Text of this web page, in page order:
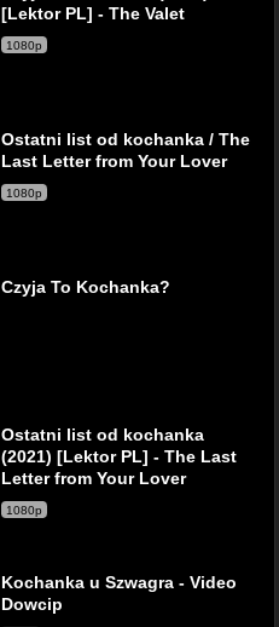
[Lektor PL] - The Valet
1080p
Ostatni list od kochanka / The
Last Letter from Your Lover
1080p
Czyja To Kochanka?
Ostatni list od kochanka
(2021) [Lektor PL] - The Last
Letter from Your Lover
1080p
Kochanka u Szwagra - Video
Dowcip